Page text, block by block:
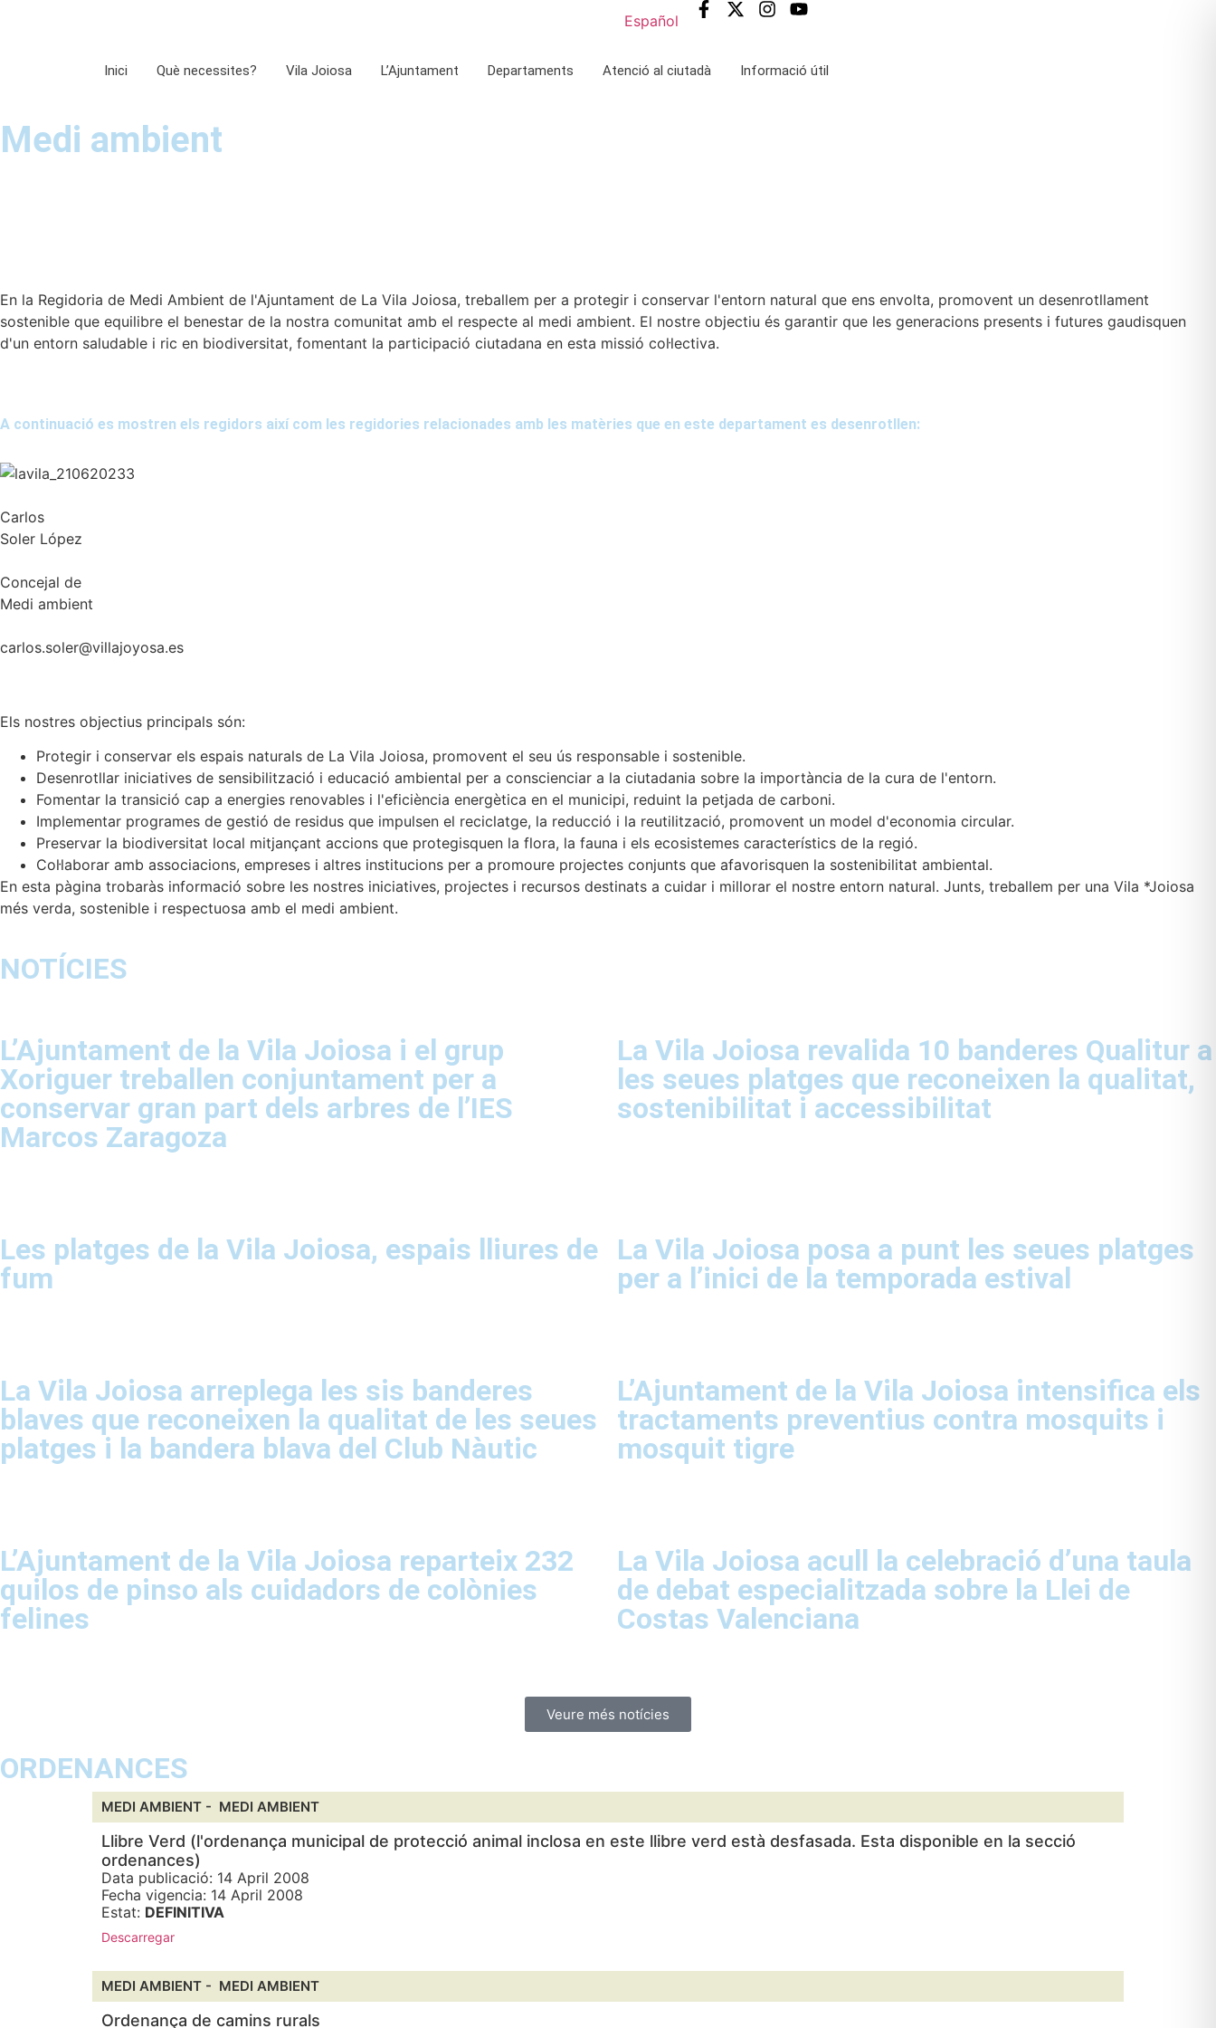
Español
Inici Què necessites? Vila Joiosa L’Ajuntament Departaments Atenció al ciutadà Informació útil
Medi ambient
En la Regidoria de Medi Ambient de l'Ajuntament de La Vila Joiosa, treballem per a protegir i conservar l'entorn natural que ens envolta, promovent un desenrotllament
sostenible que equilibre el benestar de la nostra comunitat amb el respecte al medi ambient. El nostre objectiu és garantir que les generacions presents i futures gaudisquen
d'un entorn saludable i ric en biodiversitat, fomentant la participació ciutadana en esta missió col·lectiva.
A continuació es mostren els regidors així com les regidories relacionades amb les matèries que en este departament es desenrotllen:
Carlos
Soler López
Concejal de
Medi ambient
carlos.soler@villajoyosa.es
Els nostres objectius principals són:
Protegir i conservar els espais naturals de La Vila Joiosa, promovent el seu ús responsable i sostenible.
Desenrotllar iniciatives de sensibilització i educació ambiental per a conscienciar a la ciutadania sobre la importància de la cura de l'entorn.
Fomentar la transició cap a energies renovables i l'eficiència energètica en el municipi, reduint la petjada de carboni.
Implementar programes de gestió de residus que impulsen el reciclatge, la reducció i la reutilització, promovent un model d'economia circular.
Preservar la biodiversitat local mitjançant accions que protegisquen la flora, la fauna i els ecosistemes característics de la regió.
Col·laborar amb associacions, empreses i altres institucions per a promoure projectes conjunts que afavorisquen la sostenibilitat ambiental.
En esta pàgina trobaràs informació sobre les nostres iniciatives, projectes i recursos destinats a cuidar i millorar el nostre entorn natural. Junts, treballem per una Vila *Joiosa
més verda, sostenible i respectuosa amb el medi ambient.
NOTÍCIES
L’Ajuntament de la Vila Joiosa i el grup
Xoriguer treballen conjuntament per a
conservar gran part dels arbres de l’IES
Marcos Zaragoza
La Vila Joiosa revalida 10 banderes Qualitur a
les seues platges que reconeixen la qualitat,
sostenibilitat i accessibilitat
Les platges de la Vila Joiosa, espais lliures de
fum
La Vila Joiosa posa a punt les seues platges
per a l’inici de la temporada estival
La Vila Joiosa arreplega les sis banderes
blaves que reconeixen la qualitat de les seues
platges i la bandera blava del Club Nàutic
L’Ajuntament de la Vila Joiosa intensifica els
tractaments preventius contra mosquits i
mosquit tigre
L’Ajuntament de la Vila Joiosa reparteix 232
quilos de pinso als cuidadors de colònies
felines
La Vila Joiosa acull la celebració d’una taula
de debat especialitzada sobre la Llei de
Costas Valenciana
Veure més notícies
ORDENANCES
MEDI AMBIENT - MEDI AMBIENT
Llibre Verd (l'ordenança municipal de protecció animal inclosa en este llibre verd està desfasada. Esta disponible en la secció
ordenances)
Data publicació: 14 April 2008
Fecha vigencia: 14 April 2008
Estat: DEFINITIVA
Descarregar
MEDI AMBIENT - MEDI AMBIENT
Ordenança de camins rurals